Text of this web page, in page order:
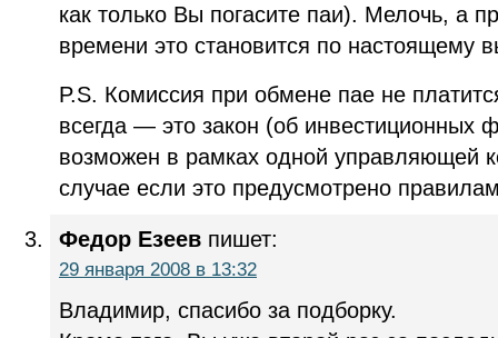
как только Вы погасите паи). Мелочь, а
времени это становится по настоящему
P.S. Комиссия при обмене пае не
всегда — это закон (об инвестиционных
возможен в рамках одной управляющей
случае если это предусмотрено
Федор Езеев пишет:
29 января 2008 в 13:32
Владимир, спасибо за подборку.